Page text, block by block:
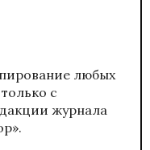
любых
с
журнала